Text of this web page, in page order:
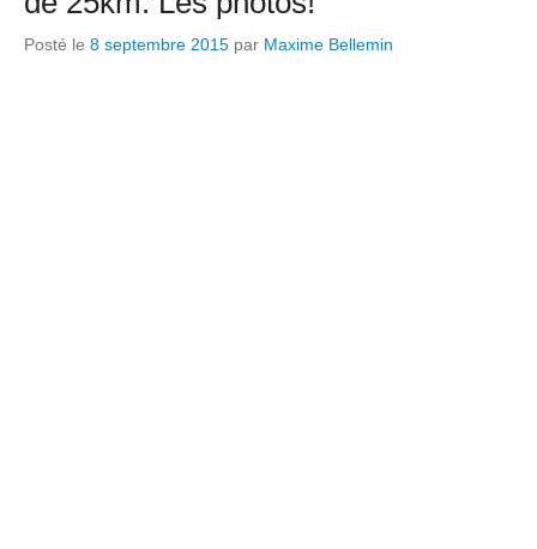
Posté le 8 septembre 2015 par Maxime Bellemin